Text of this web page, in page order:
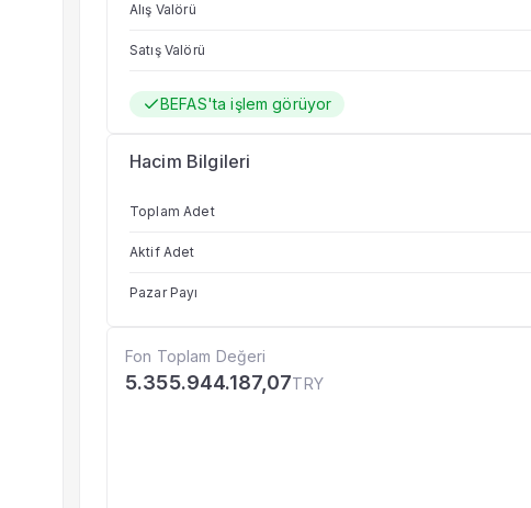
Alış Valörü
Satış Valörü
BEFAS'ta işlem görüyor
Hacim Bilgileri
Toplam Adet
Aktif Adet
Pazar Payı
Fon Toplam Değeri
5.355.944.187,07TRY